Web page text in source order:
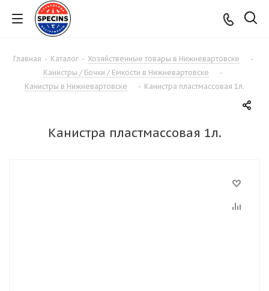
Главная - Каталог - Хозяйственные товары в Нижневартовске
-
Канистры / Бочки / Емкости в Нижневартовске
-
Канистры в Нижневартовске
- Канистра пластмассовая 1л.
Канистра пластмассовая 1л.